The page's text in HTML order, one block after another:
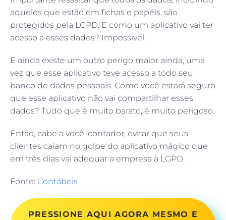
aqueles que estão em fichas e papéis, são
protegidos pela LGPD. E como um aplicativo vai ter
acesso a esses dados? Impossível.
E ainda existe um outro perigo maior ainda, uma
vez que esse aplicativo teve acesso a todo seu
banco de dados pessoais. Como você estará seguro
que esse aplicativo não vai compartilhar esses
dados? Tudo que é muito barato, é muito perigoso.
Então, cabe a você, contador, evitar que seus
clientes caiam no golpe do aplicativo mágico que
em três dias vai adequar a empresa à LGPD.
Fonte: Contábeis
PRESSIONE AQUI AGORA MESMO E